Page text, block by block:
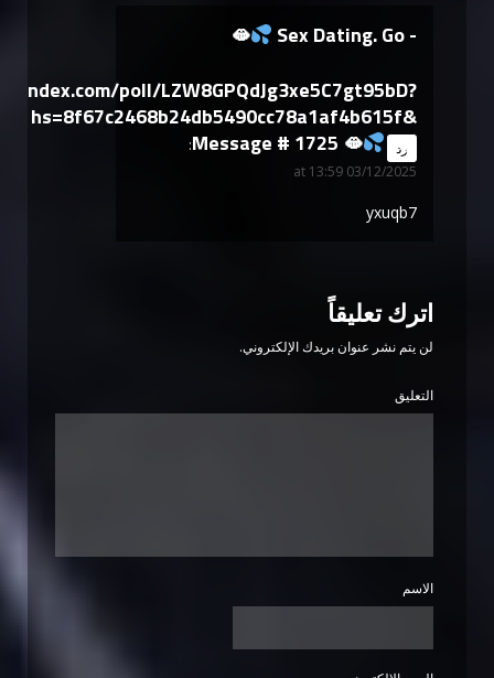
🫦
Sex Dating. Go -
yandex.com/poll/LZW8GPQdJg3xe5C7gt95bD?
hs=8f67c2468b24db5490cc78a1af4b615f&
Message # 1725 🫦
says:
03/12/2025 at 13:59
رد
yxuqb7
اترك تعليقاً
لن يتم نشر عنوان بريدك الإلكتروني.
التعليق
الاسم